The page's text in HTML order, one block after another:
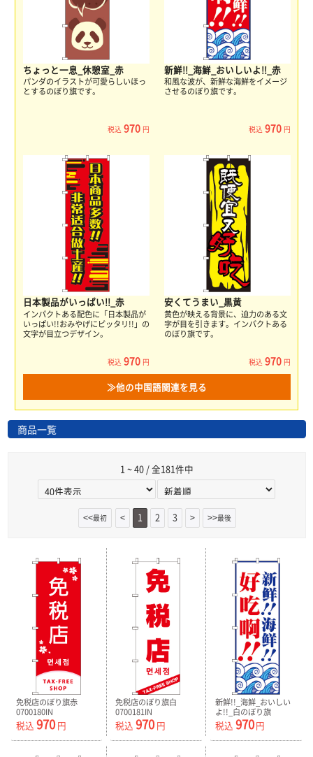
ちょっと一息_休憩室_赤
パンダのイラストが可愛らしいほっ
とするのぼり旗です。
税込 970 円
新鮮!!_海鮮_おいしいよ!!_赤
和風な波が、新鮮な海鮮をイメージ
させるのぼり旗です。
税込 970 円
日本製品がいっぱい!!_赤
インパクトある配色に「日本製品が
いっぱい!!おみやげにピッタリ!!」の
文字が目立つデザイン。
税込 970 円
安くてうまい_黒黄
黄色が映える背景に、迫力のある文
字が目を引きます。インパクトある
のぼり旗です。
税込 970 円
≫他の中国語関連を見る
商品一覧
1 ~ 40 / 全181件中
<<最初 < 1 2 3 > >>最後
免税店のぼり旗赤
0700180IN
税込 970 円
免税店のぼり旗白
0700181IN
税込 970円
新鮮!!_海鮮_おいしい
よ!!_白のぼり旗
0700130IN
税込 970円